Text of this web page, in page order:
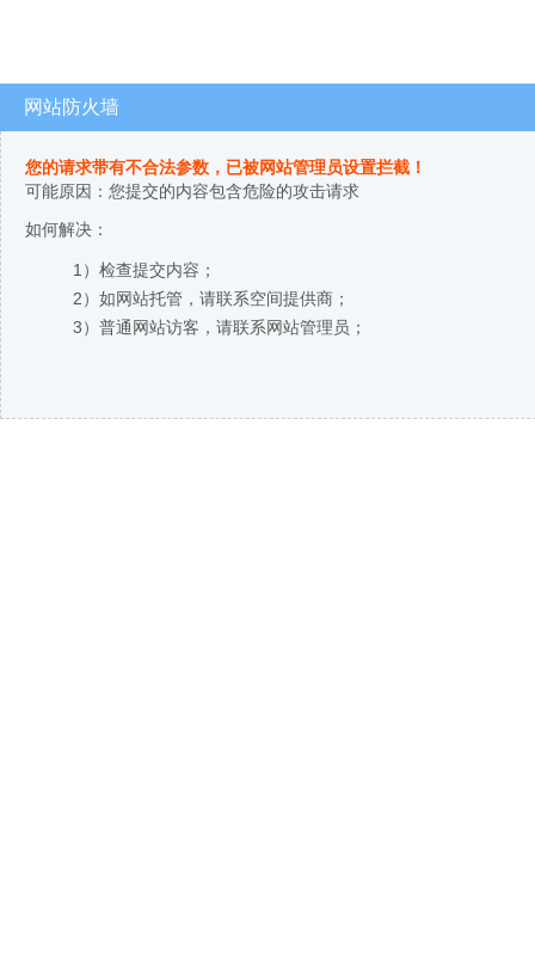
网站防火墙
您的请求带有不合法参数，已被网站管理员设置拦截！
可能原因：您提交的内容包含危险的攻击请求
如何解决：
1）检查提交内容；
2）如网站托管，请联系空间提供商；
3）普通网站访客，请联系网站管理员；